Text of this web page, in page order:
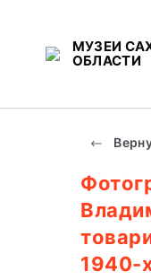
МУЗЕИ
ОБЛАСТИ
1940-х